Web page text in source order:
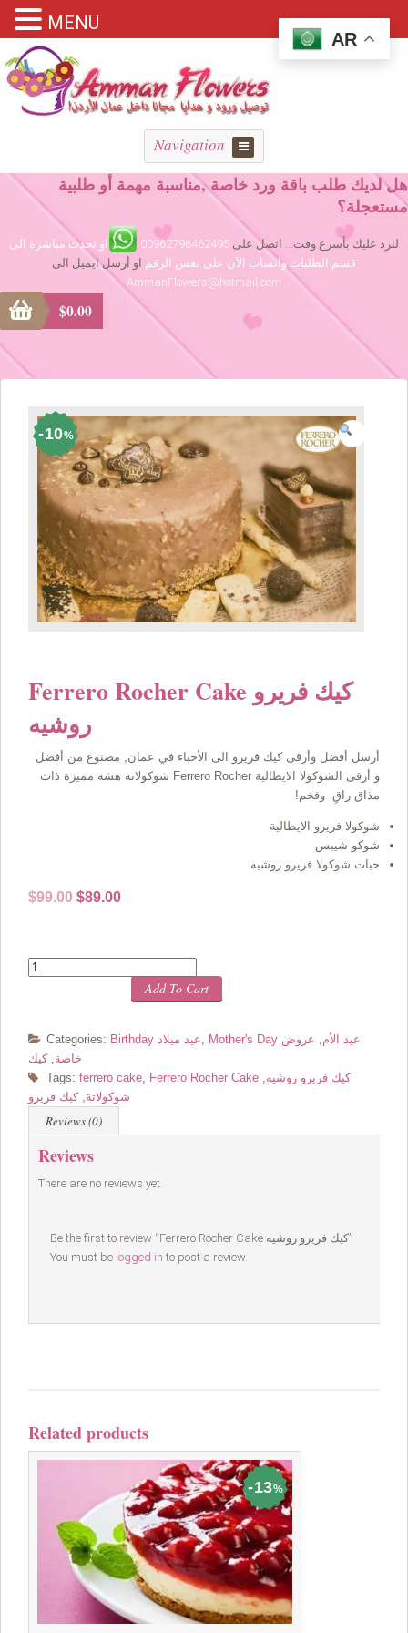
Navigation
هل لديك طلب باقة ورد خاصة ,مناسبة مهمة أو طلبية
مستعجلة؟
لنرد عليك بأسرع وقت... اتصل على 00962796462495
او تحدث مباشرة الى
قسم الطلبات واتساب الآن على نفس الرقم او أرسل ايميل الى
AmmanFlowers@hotmail.com
$0.00
10%
Ferrero Rocher Cake كيك فريرو
روشيه
أرسل أفضل وأرقى كيك فريرو الى الأحباء في عمان, مصنوع من أفضل
و أرقى الشوكولا الايطالية Ferrero Rocher شوكولاته هشه مميزة ذات
مذاق راقِ وفخم!
شوكولا فريرو الايطالية
شوكو شيبس
حبات شوكولا فريرو روشيه
$99.00 Original
$89.00Current
Quantity
Add To Cart
Categories: Birthday عيد ميلاد, Mother's Day عيد الأم, عروض
خاصة,كيك
Tags: ferrero cake, Ferrero Rocher Cake كيك فريرو روشيه,
شوكولاتة,كيك فريرو
Reviews (0)
Reviews
There are no reviews yet.
Be the first to review “Ferrero Rocher Cake كيك فريرو روشيه”
You must be logged in to post a review.
Related products
13%
AR
MENU